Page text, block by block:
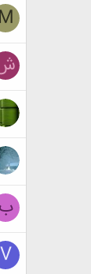
M
ب
V